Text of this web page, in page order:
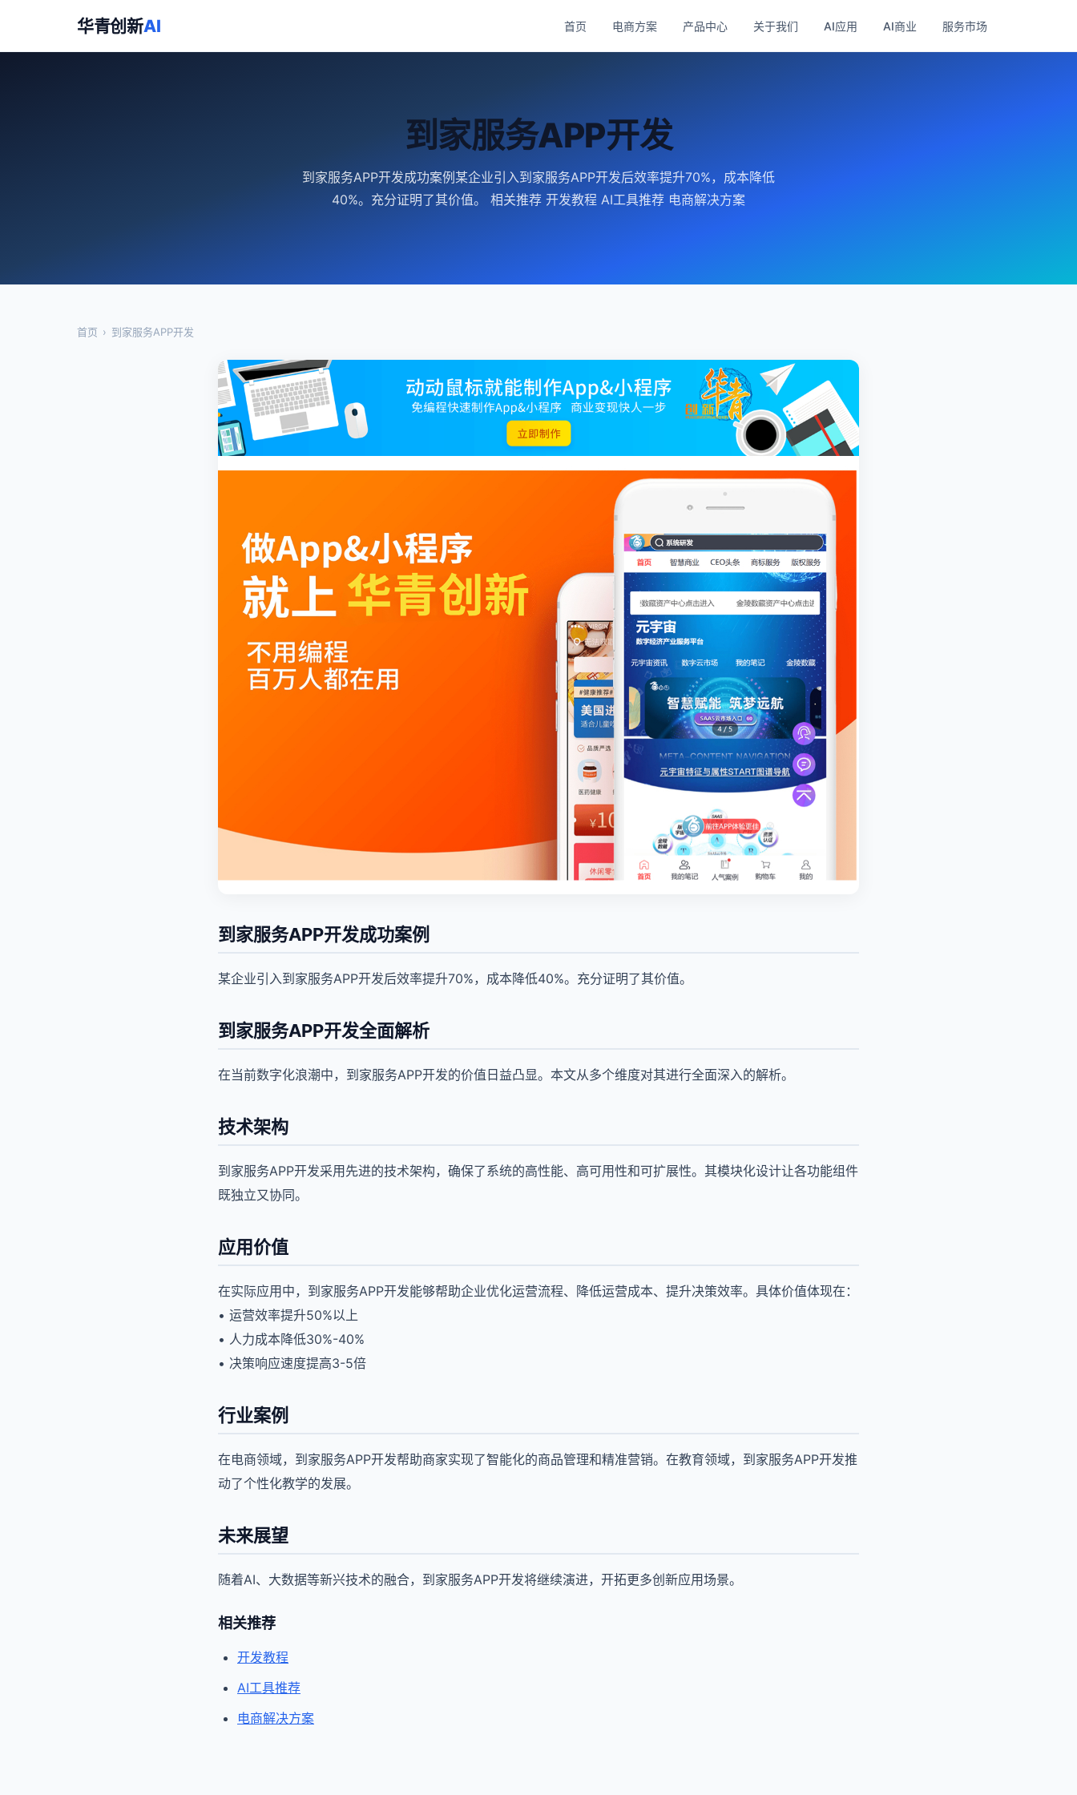
华青创新AI 首页 电商方案 产品中心 关于我们 AI应用 AI商业 服务市场
到家服务APP开发
到家服务APP开发成功案例某企业引入到家服务APP开发后效率提升70%，成本降低
40%。充分证明了其价值。 相关推荐 开发教程 AI工具推荐 电商解决方案
首页 › 到家服务APP开发
到家服务APP开发成功案例
某企业引入到家服务APP开发后效率提升70%，成本降低40%。充分证明了其价值。
到家服务APP开发全面解析
在当前数字化浪潮中，到家服务APP开发的价值日益凸显。本文从多个维度对其进行全面深入的解析。
技术架构
到家服务APP开发采用先进的技术架构，确保了系统的高性能、高可用性和可扩展性。其模块化设计让各功能组件
既独立又协同。
应用价值
在实际应用中，到家服务APP开发能够帮助企业优化运营流程、降低运营成本、提升决策效率。具体价值体现在：
• 运营效率提升50%以上
• 人力成本降低30%-40%
• 决策响应速度提高3-5倍
行业案例
在电商领域，到家服务APP开发帮助商家实现了智能化的商品管理和精准营销。在教育领域，到家服务APP开发推
动了个性化教学的发展。
未来展望
随着AI、大数据等新兴技术的融合，到家服务APP开发将继续演进，开拓更多创新应用场景。
相关推荐
开发教程
AI工具推荐
电商解决方案